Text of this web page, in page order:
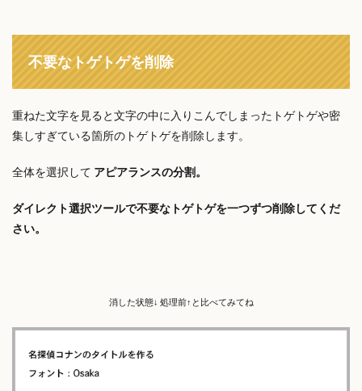
不要なトゲトゲを削除
重ねた文字を見ると文字の中に入りこんでしまったトゲトゲや密
集しすぎている箇所のトゲトゲを削除します。
全体を選択して アピアランスの分割。
ダイレクト選択ツールで不要なトゲトゲを一つずつ削除してくだ
さい。
消した状態↓ 処理前↑と比べてみてね